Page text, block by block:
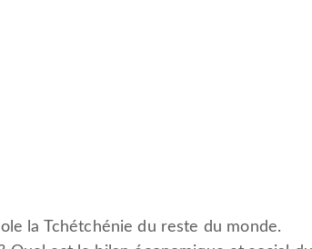
la Tchétchénie du reste du monde.